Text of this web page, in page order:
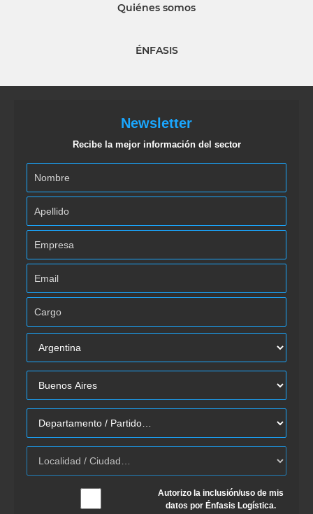
Quiénes somos
ÉNFASIS
Newsletter
Recibe la mejor información del sector
Autorizo la inclusión/uso de mis
datos por Énfasis Logística.